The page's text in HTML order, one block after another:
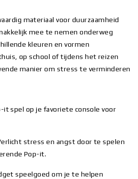
materiaal voor duurzaamheid
mee te nemen onderweg
kleuren en vormen
op school of tijdens het reizen
manier om stress te verminderen
it spel op je favoriete console voor
stress en angst door te spelen
Pop-it.
speelgoed om je te helpen